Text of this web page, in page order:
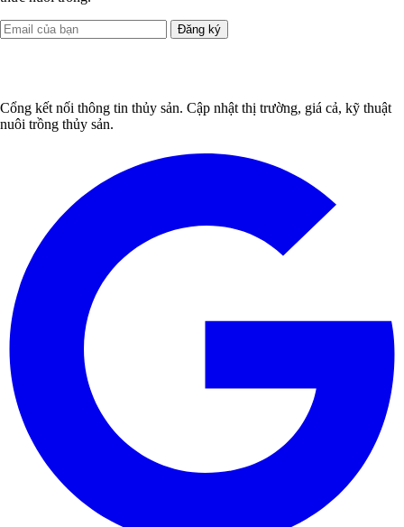
Đăng ký
Cổng kết nối thông tin thủy sản. Cập nhật thị trường, giá cả, kỹ thuật
nuôi trồng thủy sản.